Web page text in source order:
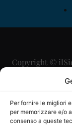
Per fornire le migliori
per memorizzare e/o
consenso a queste
Copyright ©